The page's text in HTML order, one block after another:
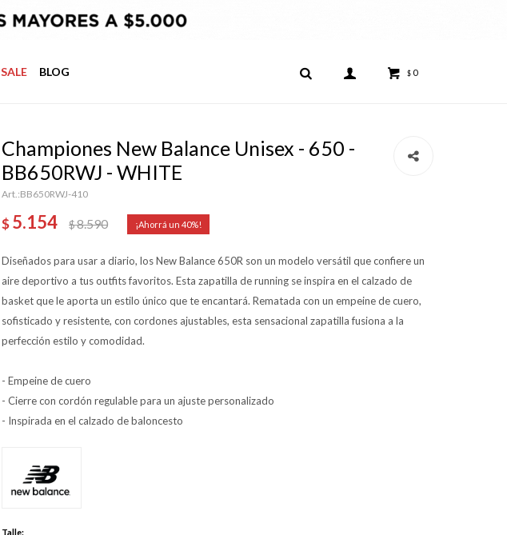
SALE BLOG $ 0
Championes New Balance Unisex - 650 -
BB650RWJ - WHITE
BB650RWJ-410
$5.154 $8.590 40
Diseñados para usar a diario, los New Balance 650R son un modelo versátil que confiere un
aire deportivo a tus outfits favoritos. Esta zapatilla de running se inspira en el calzado de
basket que le aporta un estilo único que te encantará. Rematada con un empeine de cuero,
sofisticado y resistente, con cordones ajustables, esta sensacional zapatilla fusiona a la
perfección estilo y comodidad.
- Empeine de cuero
- Cierre con cordón regulable para un ajuste personalizado
- Inspirada en el calzado de baloncesto
Talle: